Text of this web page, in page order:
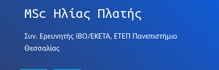
MSc Ηλίας Πλατής
Συν. Ερευνητής iBO/EKETA, ΕΤΕΠ Πανεπιστήμιο
Θεσσαλίας